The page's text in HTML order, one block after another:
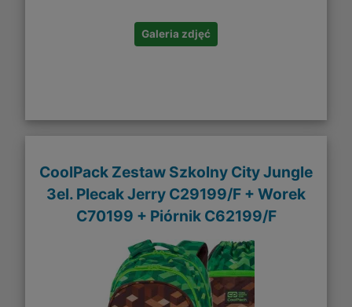
Galeria zdjęć
CoolPack Zestaw Szkolny City Jungle
3el. Plecak Jerry C29199/F + Worek
C70199 + Piórnik C62199/F